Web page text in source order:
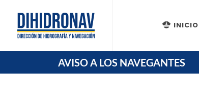
INICIO
AVISO A LOS NAVEGANTES